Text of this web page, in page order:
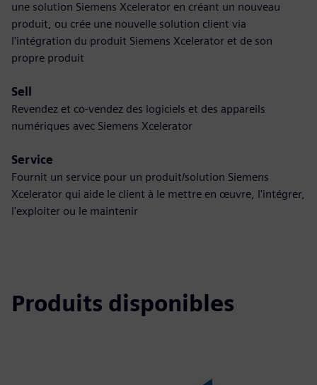
une solution Siemens Xcelerator en créant un nouveau
produit, ou crée une nouvelle solution client via
l'intégration du produit Siemens Xcelerator et de son
propre produit
Sell
Revendez et co-vendez des logiciels et des appareils
numériques avec Siemens Xcelerator
Service
Fournit un service pour un produit/solution Siemens
Xcelerator qui aide le client à le mettre en œuvre, l'intégrer,
l'exploiter ou le maintenir
Produits disponibles